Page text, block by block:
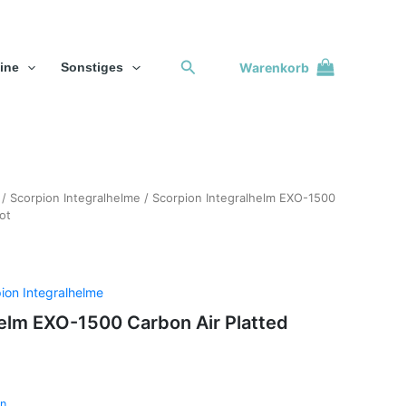
Sonstiges SuchenWarenkorb
/ Scorpion Integralhelme / Scorpion Integralhelm EXO-1500
Integralhelme
EXO-1500 Carbon Air Platted